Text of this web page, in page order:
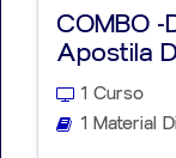
COMBO
Apostila
1 Curso
1 Material